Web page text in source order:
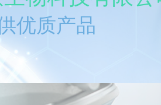
优质产品